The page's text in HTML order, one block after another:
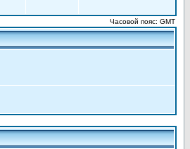
Часовой пояс: GMT